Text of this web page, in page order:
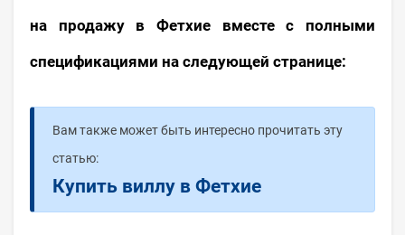
на продажу в Фетхие вместе с полными
спецификациями на следующей странице:
Вам также может быть интересно прочитать эту
статью:
Купить виллу в Фетхие